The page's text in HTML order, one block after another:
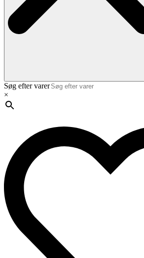
Søg efter varer
×